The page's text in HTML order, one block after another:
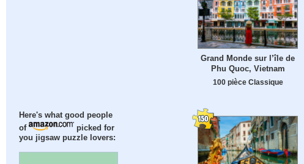
Here's what good people
of
picked for
you jigsaw puzzle lovers:
Grand Monde sur l’île de
Phu Quoc, Vietnam
100 pièce Classique